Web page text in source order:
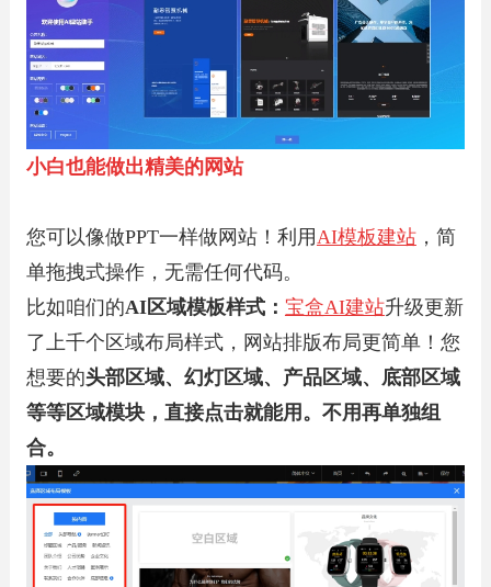
小白也能做出精美的网站
您可以像做PPT一样做网站！利用 AI模板建站，简
单拖拽式操作，无需任何代码。
比如咱们的AI区域模板样式： 宝盒AI建站升级更新
了上千个区域布局样式，网站排版布局更简单！您
想要的头部区域、幻灯区域、产品区域、底部区域
等等区域模块，直接点击就能用。不用再单独组
合。